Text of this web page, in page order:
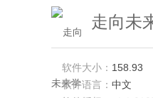
走向未
软件大小： 158.93
软件语言： 中文